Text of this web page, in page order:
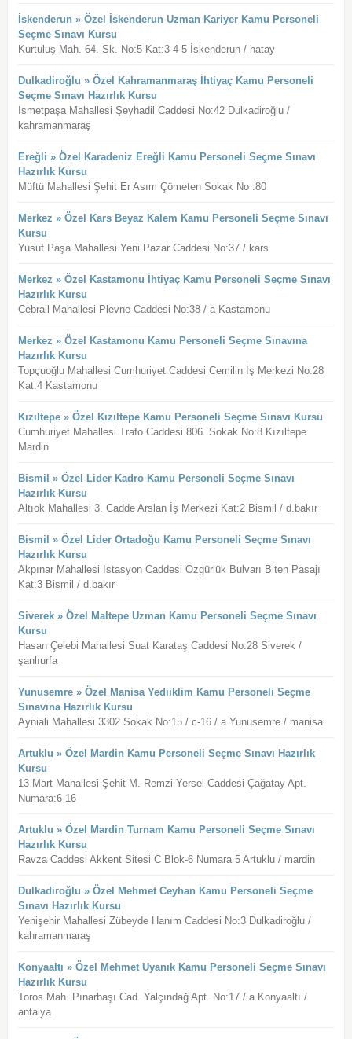
İskenderun » Özel İskenderun Uzman Kariyer Kamu Personeli
Seçme Sınavı Kursu
Kurtuluş Mah. 64. Sk. No:5 Kat:3-4-5 İskenderun / hatay
Dulkadiroğlu » Özel Kahramanmaraş İhtiyaç Kamu Personeli
Seçme Sınavı Hazırlık Kursu
İsmetpaşa Mahallesi Şeyhadil Caddesi No:42 Dulkadiroğlu /
kahramanmaraş
Ereğli » Özel Karadeniz Ereğli Kamu Personeli Seçme Sınavı
Hazırlık Kursu
Müftü Mahallesi Şehit Er Asım Çömeten Sokak No :80
Merkez » Özel Kars Beyaz Kalem Kamu Personeli Seçme Sınavı
Kursu
Yusuf Paşa Mahallesi Yeni Pazar Caddesi No:37 / kars
Merkez » Özel Kastamonu İhtiyaç Kamu Personeli Seçme Sınavı
Hazırlık Kursu
Cebrail Mahallesi Plevne Caddesi No:38 / a Kastamonu
Merkez » Özel Kastamonu Kamu Personeli Seçme Sınavına
Hazırlık Kursu
Topçuoğlu Mahallesi Cumhuriyet Caddesi Cemilin İş Merkezi No:28
Kat:4 Kastamonu
Kızıltepe » Özel Kızıltepe Kamu Personeli Seçme Sınavı Kursu
Cumhuriyet Mahallesi Trafo Caddesi 806. Sokak No:8 Kızıltepe
Mardin
Bismil » Özel Lider Kadro Kamu Personeli Seçme Sınavı
Hazırlık Kursu
Altıok Mahallesi 3. Cadde Arslan İş Merkezi Kat:2 Bismil / d.bakır
Bismil » Özel Lider Ortadoğu Kamu Personeli Seçme Sınavı
Hazırlık Kursu
Akpınar Mahallesi İstasyon Caddesi Özgürlük Bulvarı Biten Pasajı
Kat:3 Bismil / d.bakır
Siverek » Özel Maltepe Uzman Kamu Personeli Seçme Sınavı
Kursu
Hasan Çelebi Mahallesi Suat Karataş Caddesi No:28 Siverek /
şanlıurfa
Yunusemre » Özel Manisa Yediiklim Kamu Personeli Seçme
Sınavına Hazırlık Kursu
Ayniali Mahallesi 3302 Sokak No:15 / c-16 / a Yunusemre / manisa
Artuklu » Özel Mardin Kamu Personeli Seçme Sınavı Hazırlık
Kursu
13 Mart Mahallesi Şehit M. Remzi Yersel Caddesi Çağatay Apt.
Numara:6-16
Artuklu » Özel Mardin Turnam Kamu Personeli Seçme Sınavı
Hazırlık Kursu
Ravza Caddesi Akkent Sitesi C Blok-6 Numara 5 Artuklu / mardin
Dulkadiroğlu » Özel Mehmet Ceyhan Kamu Personeli Seçme
Sınavı Hazırlık Kursu
Yenişehir Mahallesi Zübeyde Hanım Caddesi No:3 Dulkadiroğlu /
kahramanmaraş
Konyaaltı » Özel Mehmet Uyanık Kamu Personeli Seçme Sınavı
Hazırlık Kursu
Toros Mah. Pınarbaşı Cad. Yalçındağ Apt. No:17 / a Konyaaltı /
antalya